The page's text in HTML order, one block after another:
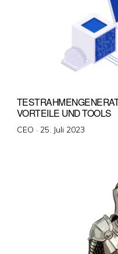
VORTEILE UND TOOLS
CEO · Veröffentlicht
25. Juli 2023